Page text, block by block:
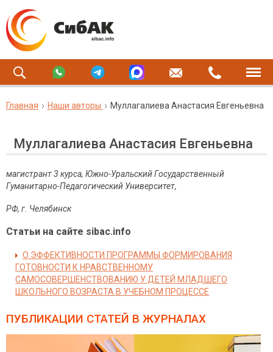
Главная Наши авторы Муллагалиева Анастасия Евгеньевна
Муллагалиева Анастасия Евгеньевна
магистрант 3 курса, Южно-Уральский Государственный
Гуманитарно-Педагогический Университет,
РФ, г. Челябинск
Статьи на сайте sibac.info
О ЭФФЕКТИВНОСТИ ПРОГРАММЫ ФОРМИРОВАНИЯ
ГОТОВНОСТИ К НРАВСТВЕННОМУ
САМОСОВЕРШЕНСТВОВАНИЮ У ДЕТЕЙ МЛАДШЕГО
ШКОЛЬНОГО ВОЗРАСТА В УЧЕБНОМ ПРОЦЕССЕ
ПУБЛИКАЦИИ СТАТЕЙ В ЖУРНАЛАХ